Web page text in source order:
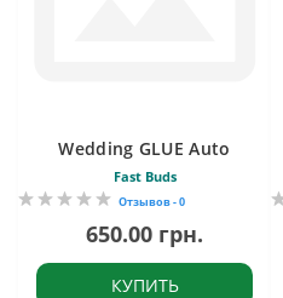
Wedding GLUE Auto
Fast Buds
Отзывов - 0
650.00 грн.
КУПИТЬ